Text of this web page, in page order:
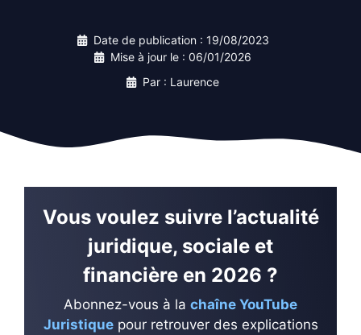
Date de publication : 19/08/2023
Mise à jour le : 06/01/2026
Par : Laurence
Vous voulez suivre l’actualité
juridique, sociale et
financière en 2026 ?
Abonnez-vous à la chaîne YouTube
Juristiquepour retrouver des explications